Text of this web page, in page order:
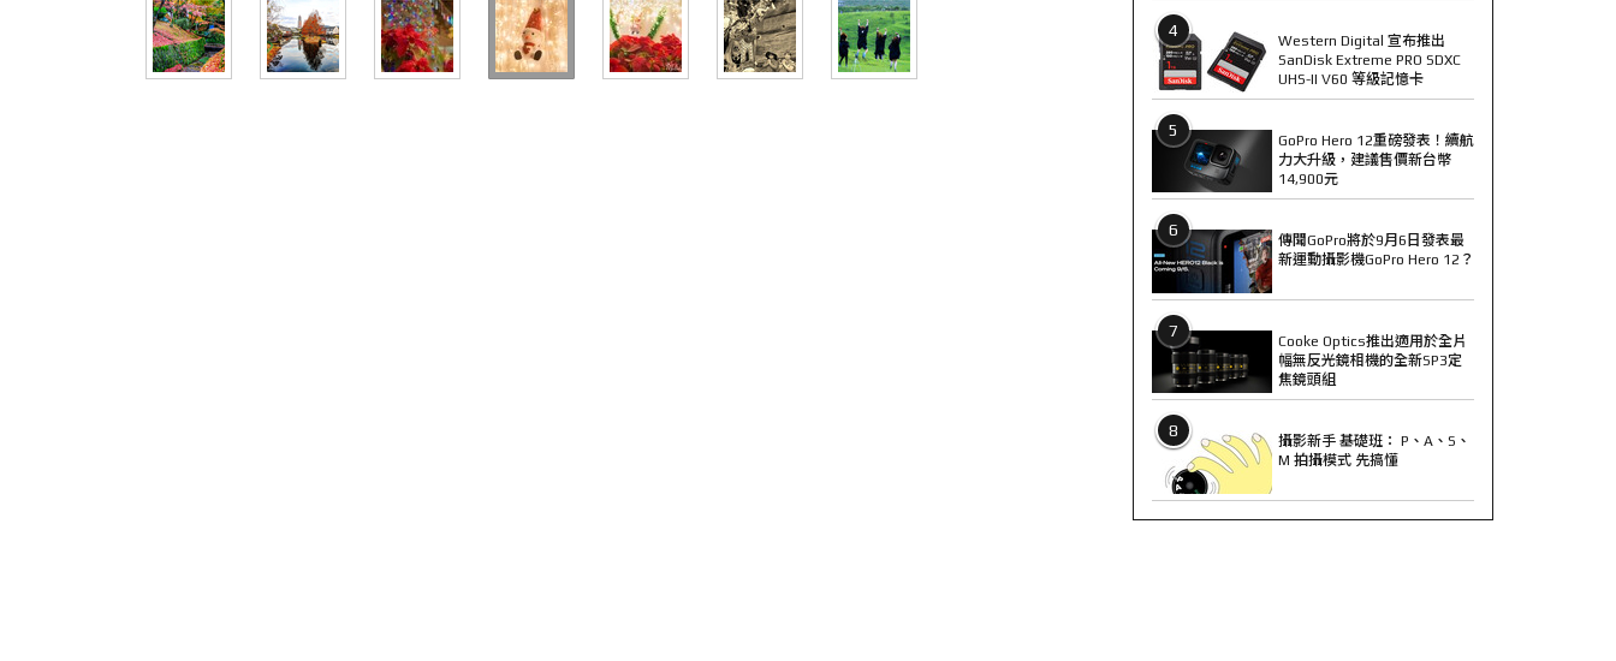
4
Western Digital 宣布推出
SanDisk Extreme PRO SDXC
UHS-II V60 等級記憶卡
5
GoPro Hero 12重磅發表！續航
力大升級，建議售價新台幣
14,900元
6
傳聞GoPro將於9月6日發表最
新運動攝影機GoPro Hero 12？
7
Cooke Optics推出適用於全片
幅無反光鏡相機的全新SP3定
焦鏡頭組
8
攝影新手 基礎班： P、A、S、
M 拍攝模式 先搞懂